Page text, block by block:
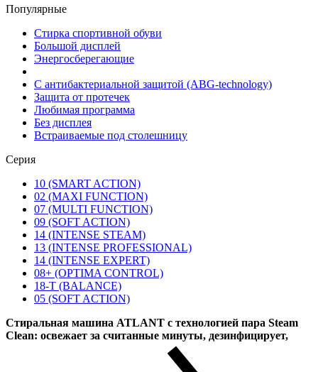
Популярные
Стирка спортивной обуви
Большой дисплей
Энергосберегающие
С антибактериальной защитой (ABG-technology)
Защита от протечек
Любимая программа
Без дисплея
Встраиваемые под столешницу
Серия
10 (SMART ACTION)
02 (MAXI FUNCTION)
07 (MULTI FUNCTION)
09 (SOFT ACTION)
14 (INTENSE STEAM)
13 (INTENSE PROFESSIONAL)
14 (INTENSE EXPERT)
08+ (OPTIMA CONTROL)
18-T (BALANCE)
05 (SOFT ACTION)
Стиральная машина ATLANT с технологией пара Steam
Clean: освежает за считанные минуты, дезинфицирует,